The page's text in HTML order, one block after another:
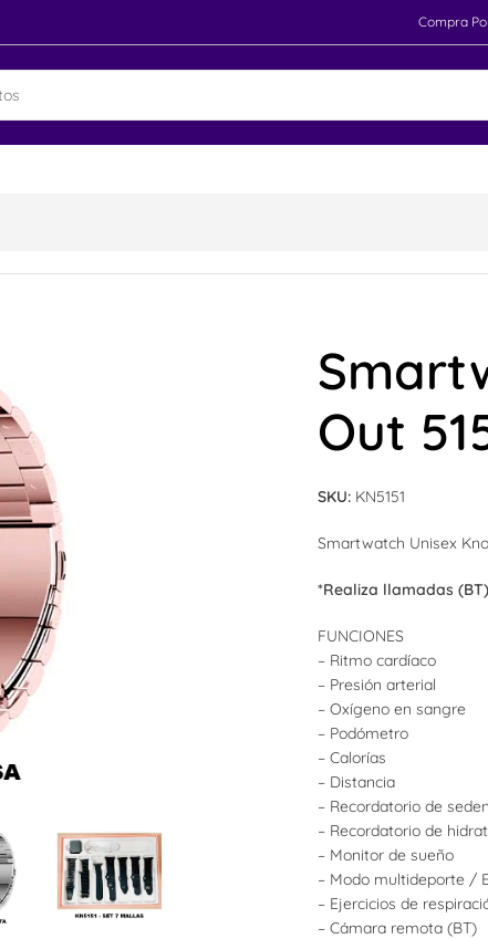
Compra
Cronómetros
Despertadores
Out
SKU: KN5151
Smartwatch Unisex
*Realiza llamadas (BT)
FUNCIONES
– Ritmo cardíaco
– Presión arterial
– Oxígeno en sangre
– Podómetro
– Calorías
– Distancia
– Recordatorio de
– Recordatorio de
– Monitor de sueño
– Modo multideporte /
– Ejercicios de
– Cámara remota (BT)